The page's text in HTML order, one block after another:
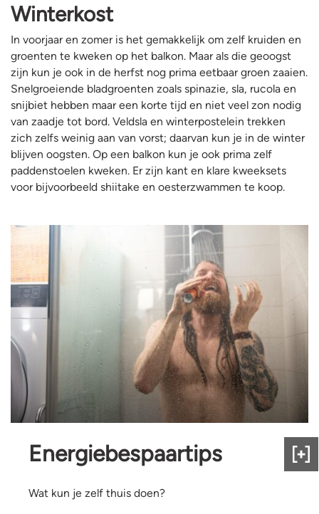
Winterkost
In voorjaar en zomer is het gemakkelijk om zelf kruiden en
groenten te kweken op het balkon. Maar als die geoogst
zijn kun je ook in de herfst nog prima eetbaar groen zaaien.
Snelgroeiende bladgroenten zoals spinazie, sla, rucola en
snijbiet hebben maar een korte tijd en niet veel zon nodig
van zaadje tot bord. Veldsla en winterpostelein trekken
zich zelfs weinig aan van vorst; daarvan kun je in de winter
blijven oogsten. Op een balkon kun je ook prima zelf
paddenstoelen kweken. Er zijn kant en klare kweeksets
voor bijvoorbeeld shiitake en oesterzwammen te koop.
Energiebespaartips
Wat kun je zelf thuis doen?